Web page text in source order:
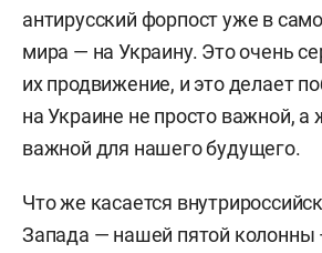
антирусский форпост уже в
мира — на Украину. Это очень
их продвижение, и это делает
на Украине не просто важной, а
важной для нашего будущего.
Что же касается
Запада — нашей пятой колонны